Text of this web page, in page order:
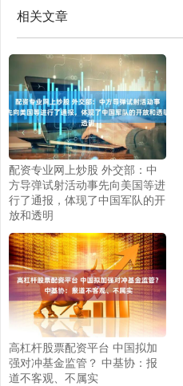
相关文章
配资专业网上炒股 外交部：中
方导弹试射活动事先向美国等进
行了通报，体现了中国军队的开
放和透明
高杠杆股票配资平台 中国拟加
强对冲基金监管？ 中基协：报
道不客观、不属实